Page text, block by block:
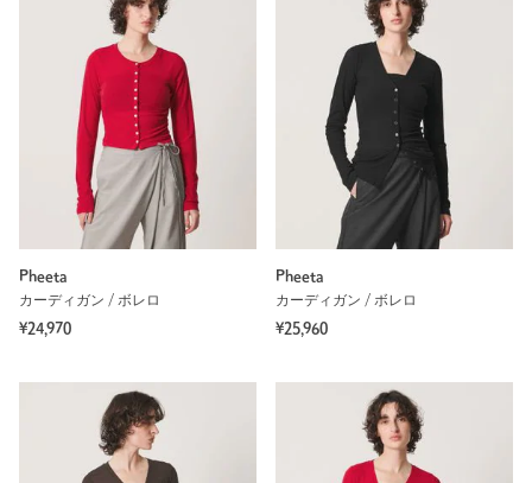
Pheeta
カーディガン / ボレロ
¥24,970
Pheeta
カーディガン / ボレロ
¥25,960